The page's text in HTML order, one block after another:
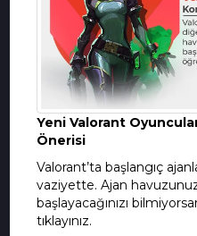
Yeni Valorant
Önerisi
Valorant’ta başlangıç
vaziyette. Ajan
başlayacağınızı
tıklayınız.